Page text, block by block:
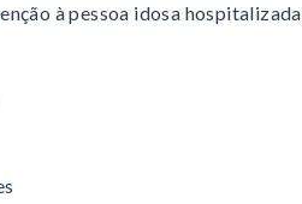
à pessoa idosa hospitalizada